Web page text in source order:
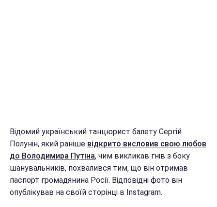
Відомий український танцюрист балету Сергій
Полунін, який раніше відкрито висловив свою любов
до Володимира Путіна, чим викликав гнів з боку
шанувальників, похвалився тим, що він отримав
паспорт громадянина Росії. Відповідні фото він
опублікував на своїй сторінці в Instagram.